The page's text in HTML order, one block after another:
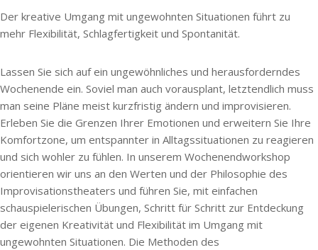
Der kreative Umgang mit ungewohnten Situationen führt zu
mehr Flexibilität, Schlagfertigkeit und Spontanität.
Lassen Sie sich auf ein ungewöhnliches und herausforderndes
Wochenende ein. Soviel man auch vorausplant, letztendlich muss
man seine Pläne meist kurzfristig ändern und improvisieren.
Erleben Sie die Grenzen Ihrer Emotionen und erweitern Sie Ihre
Komfortzone, um entspannter in Alltagssituationen zu reagieren
und sich wohler zu fühlen. In unserem Wochenendworkshop
orientieren wir uns an den Werten und der Philosophie des
Improvisationstheaters und führen Sie, mit einfachen
schauspielerischen Übungen, Schritt für Schritt zur Entdeckung
der eigenen Kreativität und Flexibilität im Umgang mit
ungewohnten Situationen. Die Methoden des